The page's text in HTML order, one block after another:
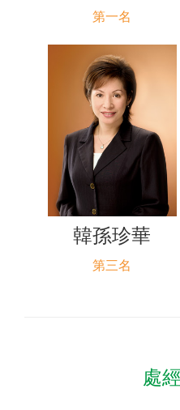
第一名
韓孫珍華
第三名
處